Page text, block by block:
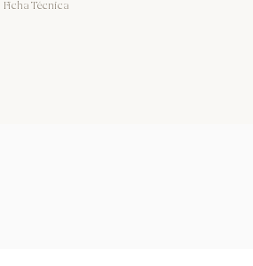
Ficha Técnica